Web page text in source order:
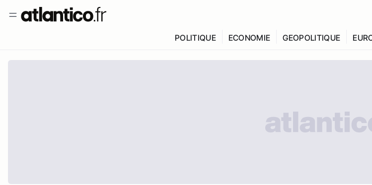
POLITIQUE ECONOMIE GEOPOLITIQUE